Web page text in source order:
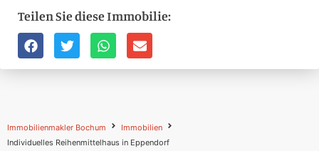
Teilen Sie diese Immobilie:
Immobilienmakler Bochum
Immobilien
Individuelles Reihenmittelhaus in Eppendorf